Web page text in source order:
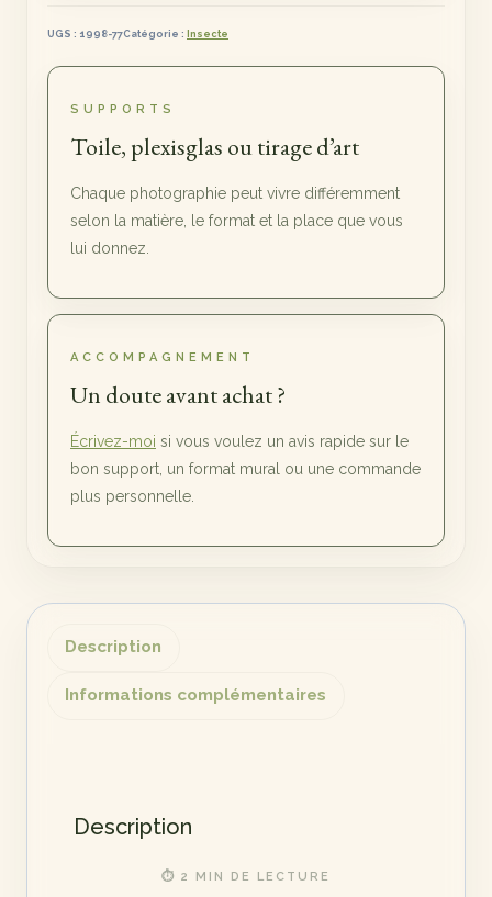
UGS : 1998-77Catégorie : Insecte
SUPPORTS
Toile, plexisglas ou tirage d’art
Chaque photographie peut vivre différemment
selon la matière, le format et la place que vous
lui donnez.
ACCOMPAGNEMENT
Un doute avant achat ?
Écrivez-moi si vous voulez un avis rapide sur le
bon support, un format mural ou une commande
plus personnelle.
Description
Informations complémentaires
Description
⏱ 2 MIN DE LECTURE